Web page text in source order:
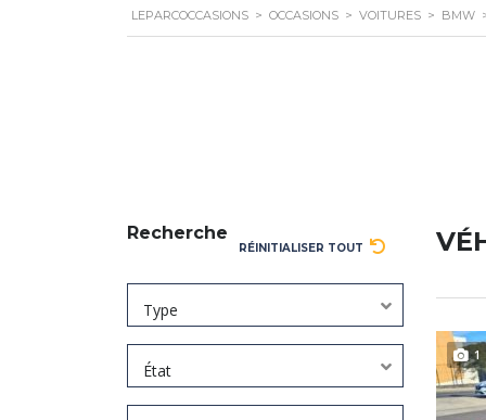
LEPARCOCCASIONS > OCCASIONS > VOITURES > BMW
Recherche
RÉINITIALISER TOUT
Type
État
1